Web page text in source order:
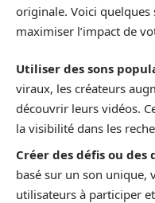
originale. Voici
maximiser l’impact de
Utiliser des sons
viraux, les créateurs
découvrir leurs vidéos.
la visibilité dans les
Créer des défis ou des
basé sur un son unique,
utilisateurs à participer